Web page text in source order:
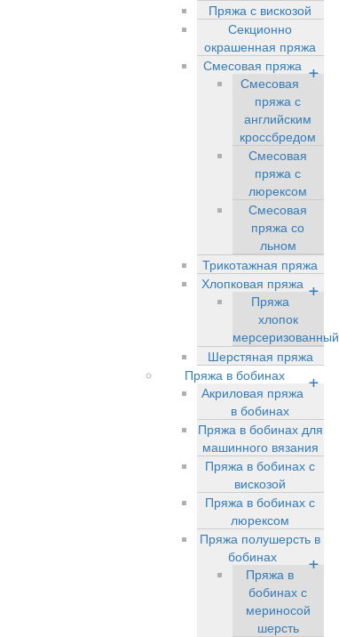
Пряжа с вискозой
Секционно
окрашенная пряжа
Смесовая пряжа +
Смесовая
пряжа с
английским
кроссбредом
Смесовая
пряжа с
люрексом
Смесовая
пряжа со
льном
Трикотажная пряжа
Хлопковая пряжа +
Пряжа
хлопок
мерсеризованный
Шерстяная пряжа
Пряжа в бобинах
+
Акриловая пряжа
в бобинах
Пряжа в бобинах для
машинного вязания
Пряжа в бобинах с
вискозой
Пряжа в бобинах с
люрексом
Пряжа полушерсть в
бобинах
+
Пряжа в
бобинах с
мериносой
шерсть